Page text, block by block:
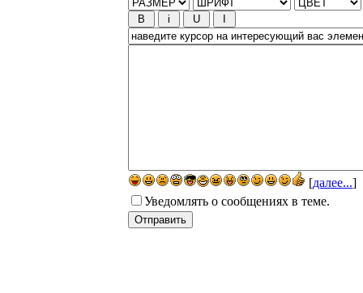
[далее...]
Уведомлять о сообщениях в теме.